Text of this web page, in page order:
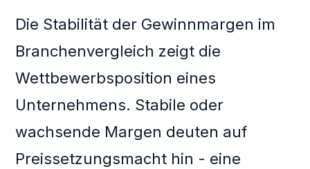
Die Stabilität der Gewinnmargen im
Branchenvergleich zeigt die
Wettbewerbsposition eines
Unternehmens. Stabile oder
wachsende Margen deuten auf
Preissetzungsmacht hin - eine